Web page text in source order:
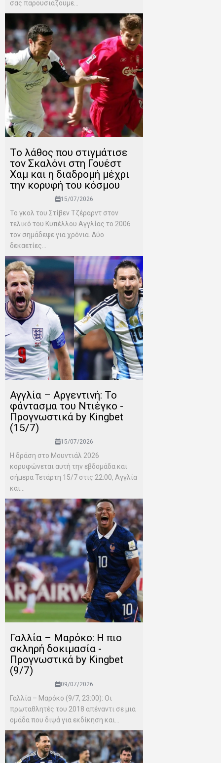
σας παρουσιάζουμε...
Το λάθος που στιγμάτισε
τον Σκαλόνι στη Γουέστ
Χαμ και η διαδρομή μέχρι
την κορυφή του κόσμου
15/07/2026
Το γκολ του Στίβεν Τζέραρντ στον
τελικό του Κυπέλλου Αγγλίας το 2006
τον σημάδεψε για χρόνια. Δύο
δεκαετίες...
Αγγλία – Αργεντινή: Το
φάντασμα του Ντιέγκο -
Προγνωστικά by Kingbet
(15/7)
15/07/2026
Η δράση στο Μουντιάλ 2026
κορυφώνεται αυτή την εβδομάδα και
σήμερα Τετάρτη 15/7 στις 22:00, Αγγλία
και...
Γαλλία – Μαρόκο: Η πιο
σκληρή δοκιμασία -
Προγνωστικά by Kingbet
(9/7)
09/07/2026
Γαλλία – Μαρόκο (9/7, 23:00): Οι
πρωταθλητές του 2018 απέναντι σε μια
ομάδα που διψά για εκδίκηση και...